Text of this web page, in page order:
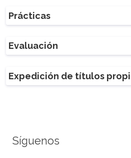
Prácticas
Evaluación
Expedición de títulos
Síguenos